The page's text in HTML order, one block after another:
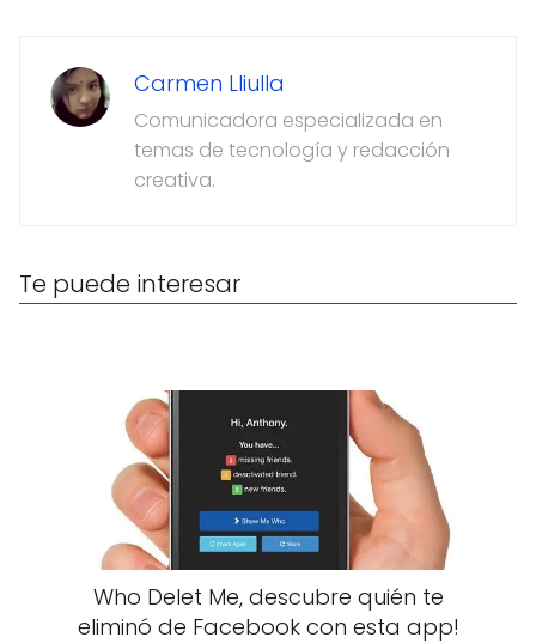
Carmen Lliulla
Comunicadora especializada en
temas de tecnología y redacción
creativa.
Te puede interesar
Who Delet Me, descubre quién te
eliminó de Facebook con esta app!